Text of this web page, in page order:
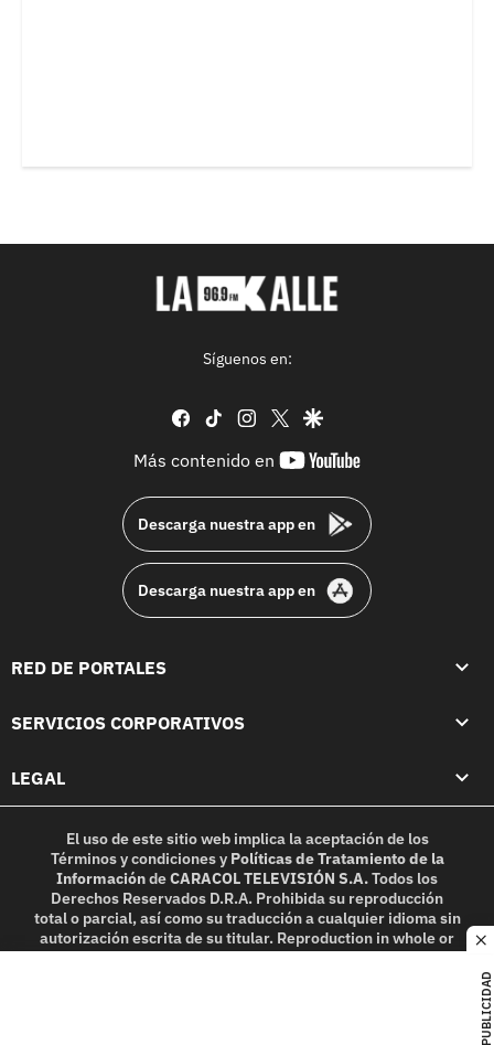
PUBLICIDAD
Síguenos en:
facebook
tiktok instagram
twittergoogle
Más contenido en
youtube-
Descarga nuestra app en
Descarga nuestra app en
RED DE PORTALES
SERVICIOS CORPORATIVOS
LEGAL
El uso de este sitio web implica la aceptación de los
Términos y condicionesy Políticas de Tratamiento de la
InformacióndeCARACOL TELEVISIÓN S.A.Todos los
Derechos Reservados D.R.A. Prohibida su reproducción
total o parcial, así como su traducción a cualquier idioma sin
autorización escrita de su titular. Reproduction in whole or
in part, or translation without written permission is